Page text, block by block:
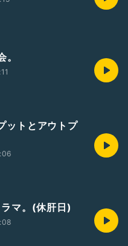
トとアウトプ
マ。(休肝日)